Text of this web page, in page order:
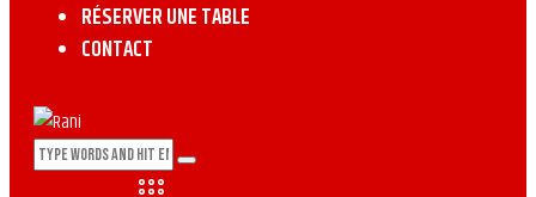
RÉSERVER UNE TABLE
CONTACT